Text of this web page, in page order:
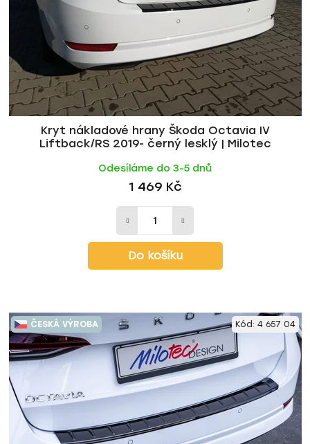
t
ů
u
k
t
ů
Kryt nákladové hrany Škoda Octavia IV
Liftback/RS 2019- černý lesklý | Milotec
Odesíláme do 3-5 dnů
1 469 Kč
Do košíku
ČESKÁ VÝROBA Kód: 4 657 04